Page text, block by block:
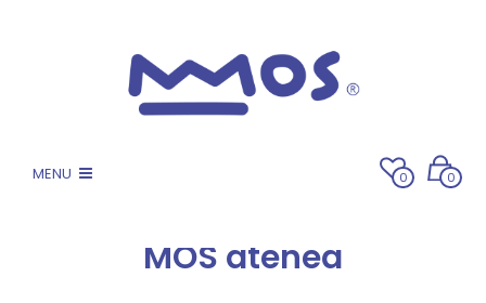
MENU 0 0
MOS atenea